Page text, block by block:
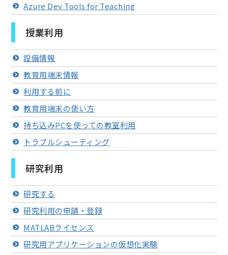
Azure Dev Tools for Teaching
授業利用
設備情報
教育用端末情報
利用する前に
教育用端末の使い方
持ち込みPCを使っての教室利用
トラブルシューティング
研究利用
研究する
研究利用の申請・登録
MATLABライセンス
研究用アプリケーションの仮想化実験